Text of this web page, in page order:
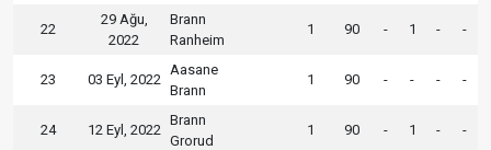
22
29 Ağu,
2022
Brann
Ranheim
1 90 - 1 - -
23 03 Eyl, 2022
Aasane
Brann
1 90 - - - -
24 12 Eyl, 2022
Brann
Grorud
1 90 - 1 - -